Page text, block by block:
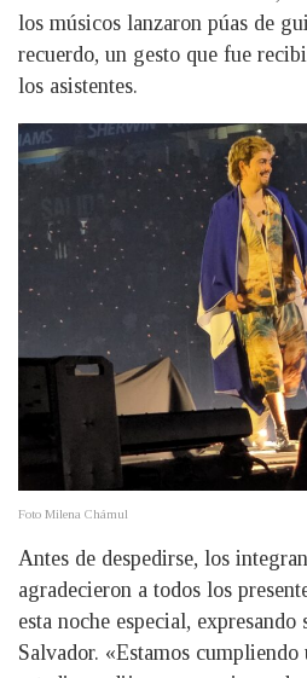
los músicos lanzaron púas de
recuerdo, un gesto que fue
los asistentes.
Foto Milena Chámul
Antes de despedirse, los
agradecieron a todos los
esta noche especial, expresando
Salvador. «Estamos cumpliendo